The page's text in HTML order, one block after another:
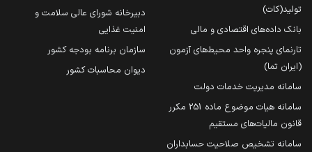
تولید(کات)
بانک داده‌های اقتصادی و مالی
تارنمای پنجره واحد محیط‌های آزمون
(ایران تما)
سامانه مدیریت خدمات دولت
سامانه هیات موضوع ماده 251 مکرر
قانون مالیات‌های مستقیم
سامانه تشخیص صلاحیت حسابداران
دبیرخانه شورای عالی سلامت و
امنیت غذایی
سازمان برنامه بودجه کشور
دیوان محاسبات کشور